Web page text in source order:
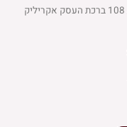
/ 108 ברכת העסק אקריליק